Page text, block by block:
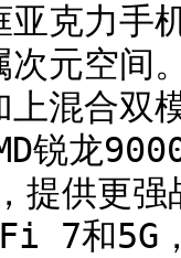
亚克力手
元空间
上混合双
锐龙
提供更
7和5G